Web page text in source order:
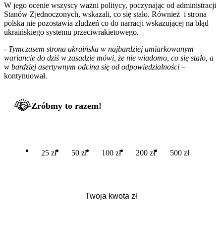
W jego ocenie wszyscy ważni politycy, poczynając od administracji
Stanów Zjednoczonych, wskazali, co się stało. Również i strona
polska nie pozostawia złudzeń co do narracji wskazującej na błąd
ukraińskiego systemu przeciwrakietowego.
- Tymczasem strona ukraińska w najbardziej umiarkowanym
wariancie do dziś w zasadzie mówi, że nie wiadomo, co się stało, a
w bardziej asertywnym odcina się od odpowiedzialności –
kontynuował.
Zróbmy to razem!
25 zł 50 zł 100 zł 200 zł 500 zł